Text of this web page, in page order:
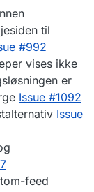
til
#992
vises ikke
er
Issue #1092
Issue
feed